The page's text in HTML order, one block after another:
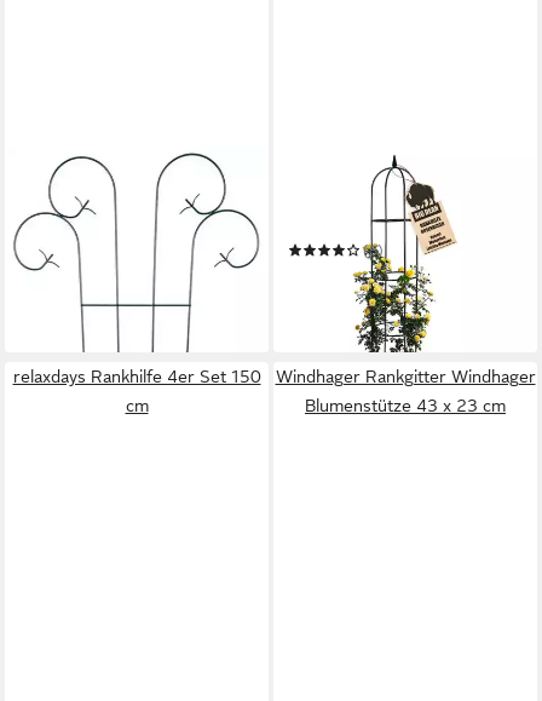
GRÜNER JAN
Spalier Metall Blumenspalier
180 x 70 cm von Grüner Jan
36,99 €
in 5-6 Werktagen bei dir
Rosenbogen Rankhilfe 40 x
200 cm grün
witterungsbeständig
(5)
UVP25,99 €
in 4-5 Werktagen bei dir
relaxdays Rankhilfe 4er Set 150
cm
Windhager Rankgitter Windhager
Blumenstütze 43 x 23 cm